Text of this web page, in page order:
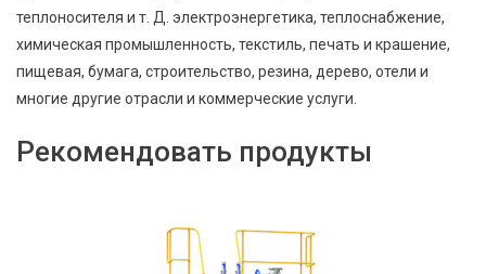
теплоносителя и т. Д. электроэнергетика, теплоснабжение,
химическая промышленность, текстиль, печать и крашение,
пищевая, бумага, строительство, резина, дерево, отели и
многие другие отрасли и коммерческие услуги.
Рекомендовать продукты